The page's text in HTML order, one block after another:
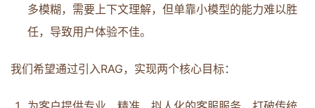
多模糊，需要上下文理解，但单靠小模型的能力难以胜
任，导致用户体验不佳。
我们希望通过引入RAG，实现两个核心目标：